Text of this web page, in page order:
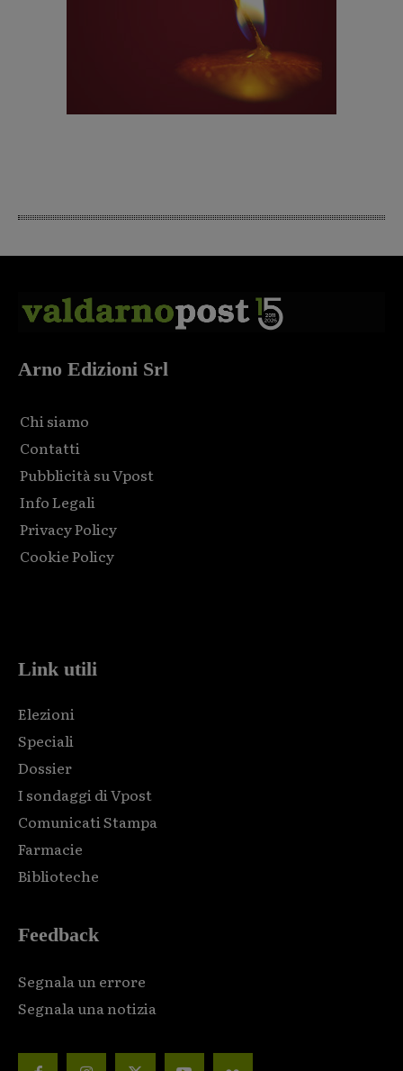
Arno Edizioni Srl
Chi siamo
Contatti
Pubblicità su Vpost
Info Legali
Privacy Policy
Cookie Policy
Link utili
Elezioni
Speciali
Dossier
I sondaggi di Vpost
Comunicati Stampa
Farmacie
Biblioteche
Feedback
Segnala un errore
Segnala una notizia